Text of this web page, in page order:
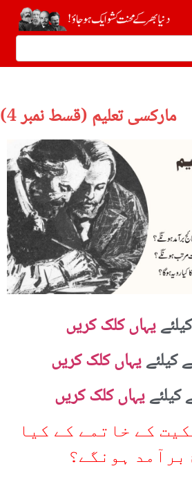
مارکسی تعلیم (قسط نمبر 4)
یہاں کلک کریں
یہاں کلک کریں
یہاں کلک کریں
کے خاتمے کے کیا
ہونگے؟